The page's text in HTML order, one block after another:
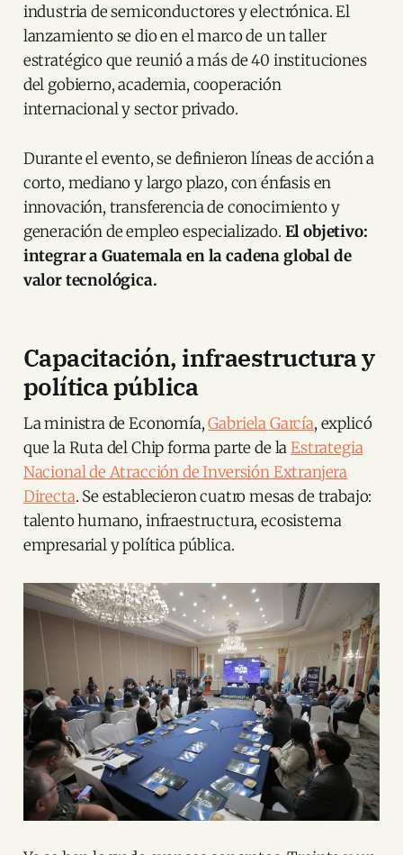
industria de semiconductores y electrónica. El
lanzamiento se dio en el marco de un taller
estratégico que reunió a más de 40 instituciones
del gobierno, academia, cooperación
internacional y sector privado.
Durante el evento, se definieron líneas de acción a
corto, mediano y largo plazo, con énfasis en
innovación, transferencia de conocimiento y
generación de empleo especializado. El objetivo:
integrar a Guatemala en la cadena global de
valor tecnológica.
Capacitación, infraestructura y
política pública
La ministra de Economía,Gabriela García, explicó
que la Ruta del Chip forma parte de laEstrategia
Nacional de Atracción de Inversión Extranjera
Directa. Se establecieron cuatro mesas de trabajo:
talento humano, infraestructura, ecosistema
empresarial y política pública.